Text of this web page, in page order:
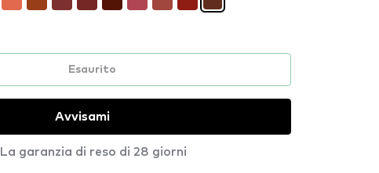
Esaurito
Avvisami
La garanzia di reso di 28 giorni